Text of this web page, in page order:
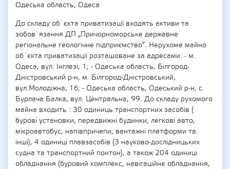
Одеська область, Одеса
До складу об`єкта приватизації входять активи та
зобов`язання ДП „Причорноморське державне
регіональне геологічне підприємство”. Нерухоме майно
об`єкта приватизації розташоване за адресами: - м.
Одеса, вул. Інглезі, 1; - Одеська область, Білгород-
Дністровський р-н, м. Білгород-Дністровський,
вул.Молодіжна, 1б; - Одеська область, Одеський р-н, c.
Бурлача Балка, вул. Центральна, 99. До складу рухомого
майна входить : 30 одиниць транспортних засобів (
бурові установки, передвижні будинки, легкові авто,
мікроавтобус, напівпричепи, вантажні платформи та
інші), 4 одиниці плавзасобів (3 науково-дослідницьких
судна та транспортний понтон), а також 204 одиниці
обладнання (буровий комплекс, навігаційне обладнання,